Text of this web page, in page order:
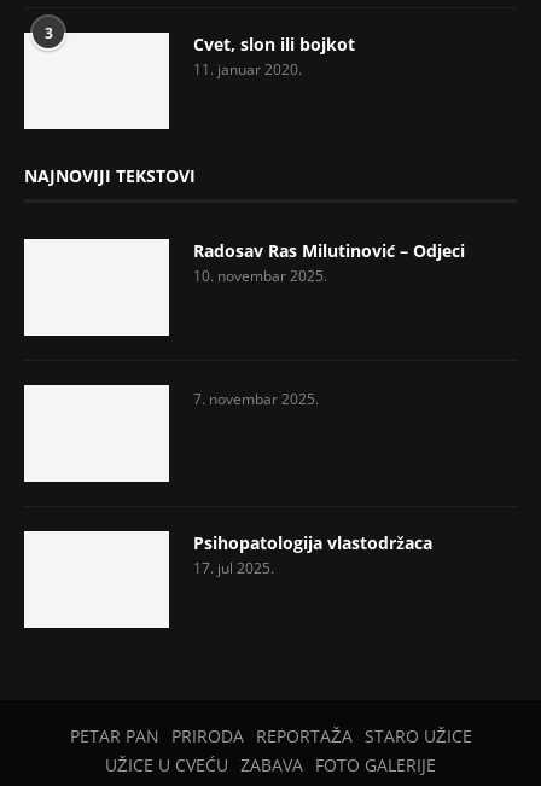
3 Cvet, slon ili bojkot
11. januar 2020.
NAJNOVIJI TEKSTOVI
Radosav Ras Milutinović – Odjeci
10. novembar 2025.
7. novembar 2025.
Psihopatologija vlastodržaca
17. jul 2025.
PETAR PAN PRIRODA REPORTAŽA
STARO UŽICE
UŽICE U CVEĆU ZABAVA FOTO GALERIJE